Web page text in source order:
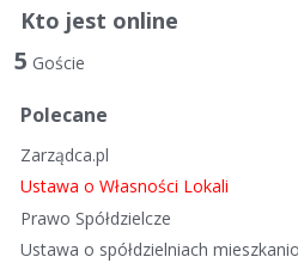
s
t
d
s
k
u
s
Kto jest online
5 Goście
Polecane
Zarządca.pl
Ustawa o Własności Lokali
Prawo Spółdzielcze
Ustawa o spółdzielniach